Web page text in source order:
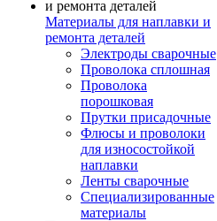
Материалы для наплавки и
ремонта деталей
Электроды сварочные
Проволока сплошная
Проволока
порошковая
Прутки присадочные
Флюсы и проволоки
для износостойкой
наплавки
Ленты сварочные
Специализированные
материалы